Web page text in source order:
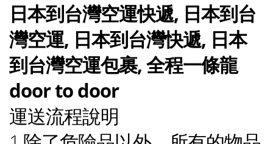
日本到台灣空運快遞, 日本到台
灣空運, 日本到台灣快遞, 日本
到台灣空運包裹, 全程一條龍
door to door
運送流程說明